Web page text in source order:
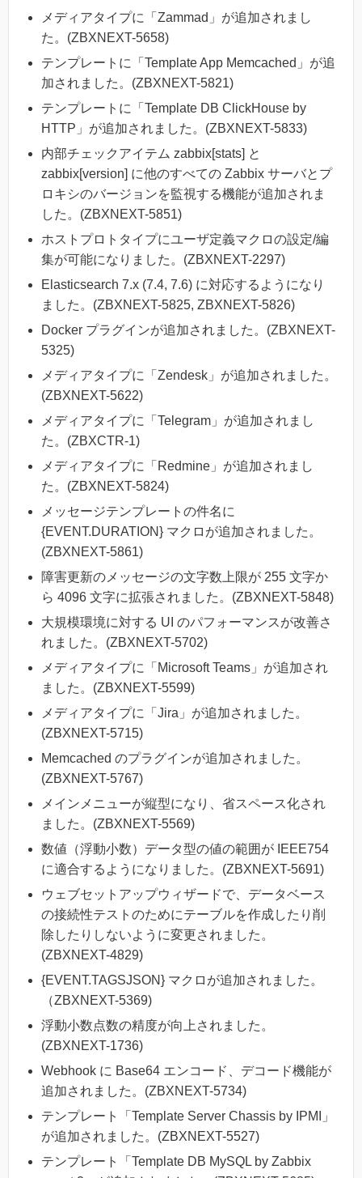
メディアタイプに「Zammad」が追加されまし
た。(ZBXNEXT-5658)
テンプレートに「Template App Memcached」が追
加されました。(ZBXNEXT-5821)
テンプレートに「Template DB ClickHouse by
HTTP」が追加されました。(ZBXNEXT-5833)
内部チェックアイテム zabbix[stats] と
zabbix[version] に他のすべての Zabbix サーバとプ
ロキシのバージョンを監視する機能が追加されま
した。(ZBXNEXT-5851)
ホストプロトタイプにユーザ定義マクロの設定/編
集が可能になりました。(ZBXNEXT-2297)
Elasticsearch 7.x (7.4, 7.6) に対応するようになり
ました。(ZBXNEXT-5825, ZBXNEXT-5826)
Docker プラグインが追加されました。(ZBXNEXT-
5325)
メディアタイプに「Zendesk」が追加されました。
(ZBXNEXT-5622)
メディアタイプに「Telegram」が追加されまし
た。(ZBXCTR-1)
メディアタイプに「Redmine」が追加されまし
た。(ZBXNEXT-5824)
メッセージテンプレートの件名に
{EVENT.DURATION} マクロが追加されました。
(ZBXNEXT-5861)
障害更新のメッセージの文字数上限が 255 文字か
ら 4096 文字に拡張されました。(ZBXNEXT-5848)
大規模環境に対する UI のパフォーマンスが改善さ
れました。(ZBXNEXT-5702)
メディアタイプに「Microsoft Teams」が追加され
ました。(ZBXNEXT-5599)
メディアタイプに「Jira」が追加されました。
(ZBXNEXT-5715)
Memcached のプラグインが追加されました。
(ZBXNEXT-5767)
メインメニューが縦型になり、省スペース化され
ました。(ZBXNEXT-5569)
数値（浮動小数）データ型の値の範囲が IEEE754
に適合するようになりました。(ZBXNEXT-5691)
ウェブセットアップウィザードで、データベース
の接続性テストのためにテーブルを作成したり削
除したりしないように変更されました。
(ZBXNEXT-4829)
{EVENT.TAGSJSON} マクロが追加されました。
（ZBXNEXT-5369)
浮動小数点数の精度が向上されました。
(ZBXNEXT-1736)
Webhook に Base64 エンコード、デコード機能が
追加されました。(ZBXNEXT-5734)
テンプレート「Template Server Chassis by IPMI」
が追加されました。(ZBXNEXT-5527)
テンプレート「Template DB MySQL by Zabbix